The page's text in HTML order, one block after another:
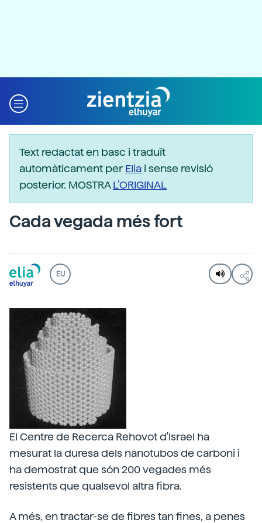
Text redactat en basc i traduït
automàticament perElia i sense revisió
posterior. MOSTRAL’ORIGINAL
Cada vegada més fort
EU
El Centre de Recerca Rehovot d'Israel ha
mesurat la duresa dels nanotubos de carboni i
ha demostrat que són 200 vegades més
resistents que qualsevol altra fibra.
A més, en tractar-se de fibres tan fines, a penes